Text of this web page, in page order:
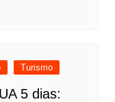
Turismo
5 dias: